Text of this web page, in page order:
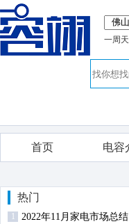
一周
首页 电容
热门
2022年11月家电市场总